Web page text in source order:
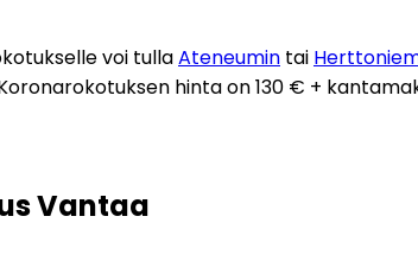
voi tulla Ateneumin tai
hinta on 130 € +
Vantaa